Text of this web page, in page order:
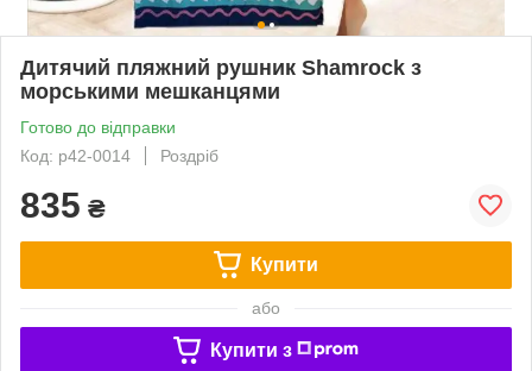
Дитячий пляжний рушник Shamrock з
морськими мешканцями
Готово до відправки
Код: p42-0014
Роздріб
835 ₴
Купити
або
Купити з